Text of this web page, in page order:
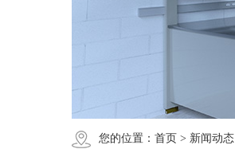
您的位置： 首页 > 新闻动态